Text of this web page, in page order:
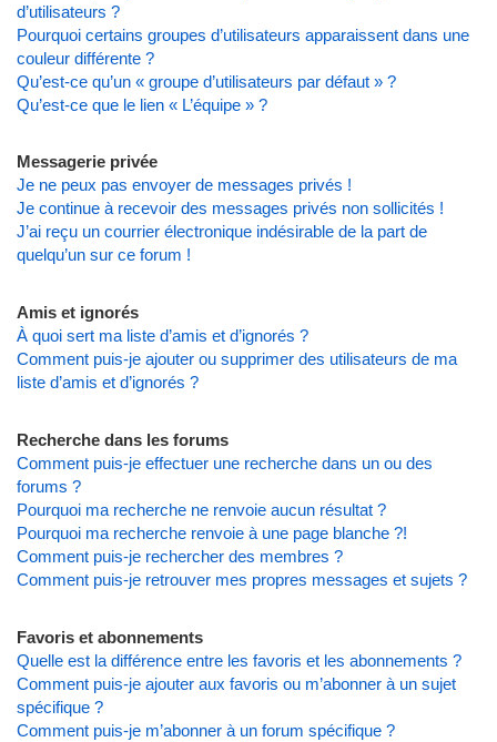
d’utilisateurs ?
Pourquoi certains groupes d’utilisateurs apparaissent dans une
couleur différente ?
Qu’est-ce qu’un « groupe d’utilisateurs par défaut » ?
Qu’est-ce que le lien « L’équipe » ?
Messagerie privée
Je ne peux pas envoyer de messages privés !
Je continue à recevoir des messages privés non sollicités !
J’ai reçu un courrier électronique indésirable de la part de
quelqu’un sur ce forum !
Amis et ignorés
À quoi sert ma liste d’amis et d’ignorés ?
Comment puis-je ajouter ou supprimer des utilisateurs de ma
liste d’amis et d’ignorés ?
Recherche dans les forums
Comment puis-je effectuer une recherche dans un ou des
forums ?
Pourquoi ma recherche ne renvoie aucun résultat ?
Pourquoi ma recherche renvoie à une page blanche ?!
Comment puis-je rechercher des membres ?
Comment puis-je retrouver mes propres messages et sujets ?
Favoris et abonnements
Quelle est la différence entre les favoris et les abonnements ?
Comment puis-je ajouter aux favoris ou m’abonner à un sujet
spécifique ?
Comment puis-je m’abonner à un forum spécifique ?